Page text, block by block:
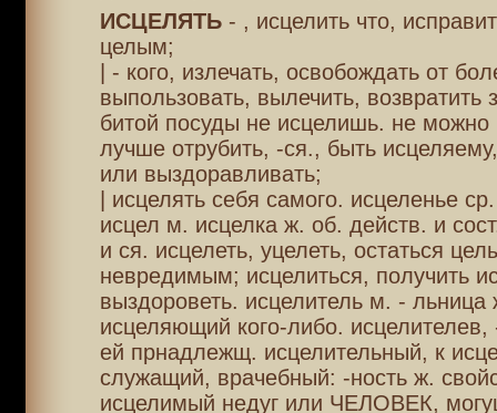
ИСЦЕЛЯТЬ- , исцелить что,
целым;
| - кого, излечать, освобождать от
выпользовать, вылечить, возвратить
битой посуды не исцелишь. не можно
лучше отрубить, -ся., быть
или выздоравливать;
| исцелять себя самого. исцеленье
исцел м. исцелка ж. об. действ. и
и ся. исцелеть, уцелеть, остаться
невредимым; исцелиться, получить
выздороветь. исцелитель м. - льница
исцеляющий кого-либо.
ей прнадлежщ. исцелительный, к
служащий, врачебный: -ность ж.
исцелимый недуг или ЧЕЛОВЕК,